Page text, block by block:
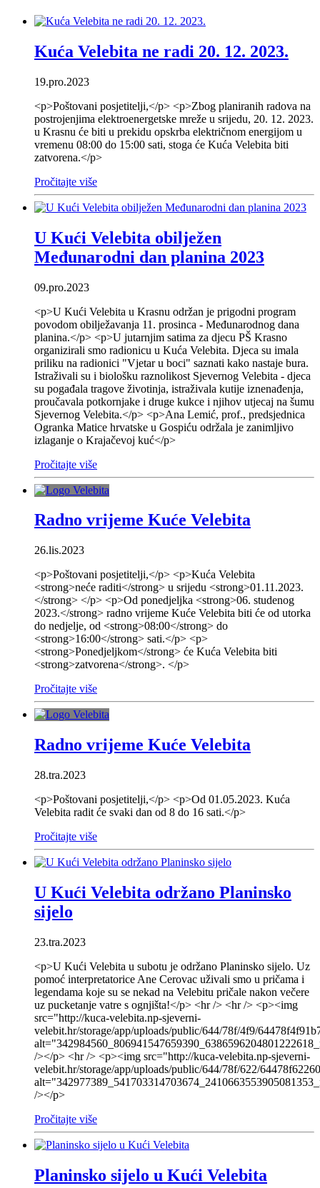
Kuća Velebita ne radi 20. 12. 2023.
19.pro.2023
<p>Poštovani posjetitelji,</p> <p>Zbog planiranih radova na
postrojenjima elektroenergetske mreže u srijedu, 20. 12. 2023.
u Krasnu će biti u prekidu opskrba električnom energijom u
vremenu 08:00 do 15:00 sati, stoga će Kuća Velebita biti
zatvorena.</p>
Pročitajte više
U Kući Velebita obilježen
Međunarodni dan planina 2023
09.pro.2023
<p>U Kući Velebita u Krasnu održan je prigodni program
povodom obilježavanja 11. prosinca - Međunarodnog dana
planina.</p> <p>U jutarnjim satima za djecu PŠ Krasno
organizirali smo radionicu u Kuća Velebita. Djeca su imala
priliku na radionici "Vjetar u boci" saznati kako nastaje bura.
Istraživali su i biološku raznolikost Sjevernog Velebita - djeca
su pogađala tragove životinja, istraživala kutije iznenađenja,
proučavala potkornjake i druge kukce i njihov utjecaj na šumu
Sjevernog Velebita.</p> <p>Ana Lemić, prof., predsjednica
Ogranka Matice hrvatske u Gospiću održala je zanimljivo
izlaganje o Krajačevoj kuć</p>
Pročitajte više
Radno vrijeme Kuće Velebita
26.lis.2023
<p>Poštovani posjetitelji,</p> <p>Kuća Velebita
<strong>neće raditi</strong> u srijedu <strong>01.11.2023.
</strong> </p> <p>Od ponedjeljka <strong>06. studenog
2023.</strong> radno vrijeme Kuće Velebita biti će od utorka
do nedjelje, od <strong>08:00</strong> do
<strong>16:00</strong> sati.</p> <p>
<strong>Ponedjeljkom</strong> će Kuća Velebita biti
<strong>zatvorena</strong>. </p>
Pročitajte više
Radno vrijeme Kuće Velebita
28.tra.2023
<p>Poštovani posjetitelji,</p> <p>Od 01.05.2023. Kuća
Velebita radit će svaki dan od 8 do 16 sati.</p>
Pročitajte više
U Kući Velebita održano Planinsko
sijelo
23.tra.2023
<p>U Kući Velebita u subotu je održano Planinsko sijelo. Uz
pomoć interpretatorice Ane Cerovac uživali smo u pričama i
legendama koje su se nekad na Velebitu pričale nakon večere
uz pucketanje vatre s ognjišta!</p> <hr /> <hr /> <p><img
src="http://kuca-velebita.np-sjeverni-
velebit.hr/storage/app/uploads/public/644/78f/4f9/
/></p> <hr /> <p><img src="http://kuca-velebita.np-sjeverni-
velebit.hr/storage/app/uploads/public/644/78f/622/
/></p>
Pročitajte više
Planinsko sijelo u Kući Velebita